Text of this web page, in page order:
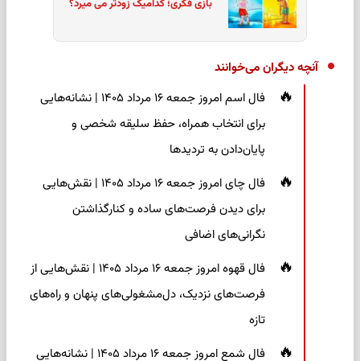
بازی فکری؛ کدامیک زودتر می میرد؟
آنچه دیگران می‌خوانند
فال اسم امروز جمعه ۱۶ مرداد ۱۴۰۵ | نشانه‌هایی
برای انتخاب همراه، حفظ سلیقه شخصی و
پایان‌دادن به تردیدها
فال چای امروز جمعه ۱۶ مرداد ۱۴۰۵ | نقش‌هایی
برای دیدن فرصت‌های ساده و کنارگذاشتن
نگرانی‌های اضافی
فال قهوه امروز جمعه ۱۶ مرداد ۱۴۰۵ | نقش‌هایی از
فرصت‌های نزدیک، دل‌مشغولی‌های پنهان و راه‌های
تازه
فال شمع امروز جمعه ۱۶ مرداد ۱۴۰۵ | نشانه‌هایی